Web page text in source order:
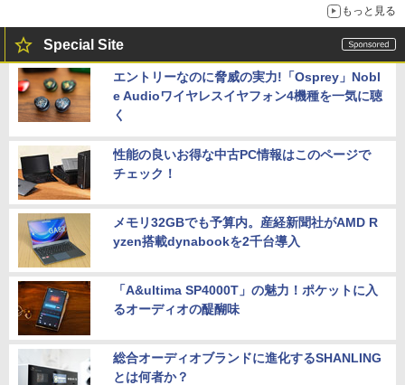
もっと見る
Special Site
エントリーなのに脅威の実力!「Osprey」Nobl
e Audioワイヤレスイヤフォン4機種を一気に聴
く
性能の良いお得な中古PC情報はこのページで
チェック！
メモリ32GBでも予算内。産経新聞社がAMD R
yzen搭載dynabookを2千台導入
「A&ultima SP4000T」の魅力！ポケットに入
るオーディオの醍醐味
総合オーディオブランドに進化するSHANLING
とは何者か？